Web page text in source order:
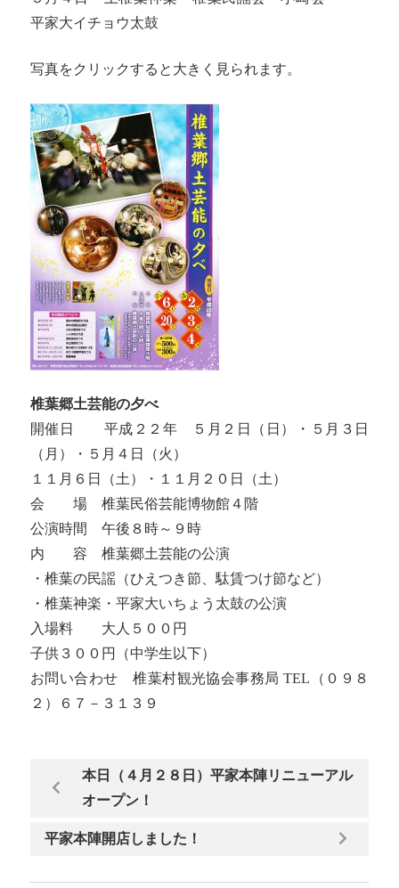
平家大イチョウ太鼓
写真をクリックすると大きく見られます。
椎葉郷土芸能の夕べ
開催日 平成２２年 ５月２日（日）・５月３日
（月）・５月４日（火）
１１月６日（土）・１１月２０日（土）
会 場 椎葉民俗芸能博物館４階
公演時間 午後８時～９時
内 容 椎葉郷土芸能の公演
・椎葉の民謡（ひえつき節、駄賃つけ節など）
・椎葉神楽・平家大いちょう太鼓の公演
入場料 大人５００円
子供３００円（中学生以下）
お問い合わせ 椎葉村観光協会事務局 TEL（０９８
２）６７－３１３９
本日（４月２８日）平家本陣リニューアル
オープン！
平家本陣開店しました！